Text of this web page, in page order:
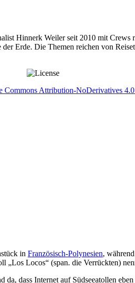
Hinnerk Weiler seit 2010 mit
Erde. Die Themen reichen von
Commons Attribution-NoDerivatives
in Französisch-Polynesien,
„Los Locos“ (span. die Verrückten)
dass Internet auf Südseeatollen